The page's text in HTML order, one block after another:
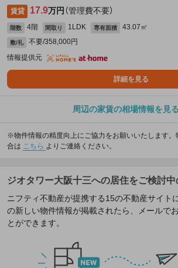
賃貸 17.9万円 （管理費不要）
階数 4階 間取り 1LDK 専有面積 43.07㎡
敷/礼
不要/358,000円
情報提供元
詳細を見る
周辺の家賃の相場情報を見る
※物件情報の精度向上にご協力をお願いいたします。
合は こちら よりご連絡ください。
ジオタワー大阪十三への居住をご検討中
ニフティ不動産が提携する15の不動産サイト
の新しい物件情報が掲載されたら、メールで
とができます。